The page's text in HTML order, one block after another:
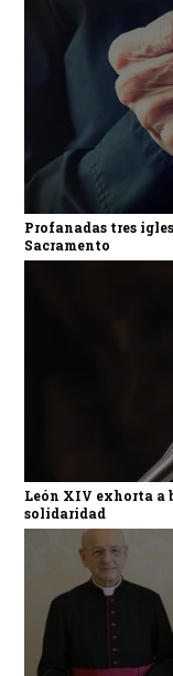
Profanadas tres
Sacramento
León XIV exhorta a
solidaridad